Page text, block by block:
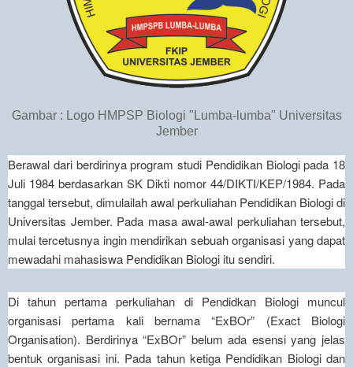
Gambar : Logo HMPSP Biologi "Lumba-lumba" Universitas
Jember
Berawal dari berdirinya program studi Pendidikan Biologi pada 18
Juli 1984 berdasarkan SK Dikti nomor 44/DIKTI/KEP/1984. Pada
tanggal tersebut, dimulailah awal perkuliahan Pendidikan Biologi di
Universitas Jember. Pada masa awal-awal perkuliahan tersebut,
mulai tercetusnya ingin mendirikan sebuah organisasi yang dapat
mewadahi mahasiswa Pendidikan Biologi itu sendiri.
Di tahun pertama perkuliahan di Pendidkan Biologi muncul
organisasi pertama kali bernama “ExBOr” (Exact Biologi
Organisation). Berdirinya “ExBOr” belum ada esensi yang jelas
bentuk organisasi ini. Pada tahun ketiga Pendidikan Biologi dan